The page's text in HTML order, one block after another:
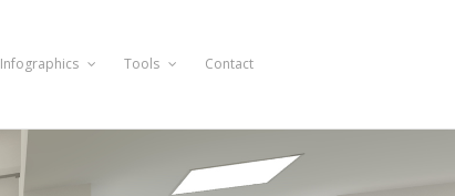
Infographics Tools Contact